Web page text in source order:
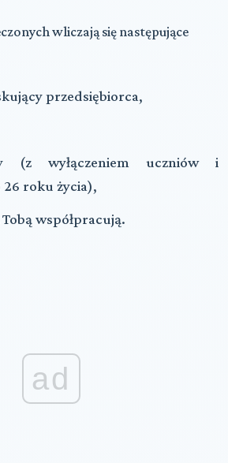
wliczają się następujące
przedsiębiorca,
(z wyłączeniem uczniów i
roku życia),
współpracują.
ad